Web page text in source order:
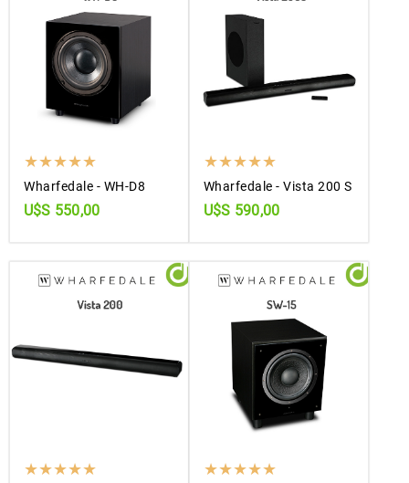
Wharfedale - WH-D8
U$S 550,00
Wharfedale - Vista 200 S
U$S 590,00